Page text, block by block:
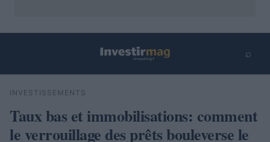
⌕
Rechercher
INVESTISSEMENTS
Taux bas et immobilisations: comment
le verrouillage des prêts bouleverse le